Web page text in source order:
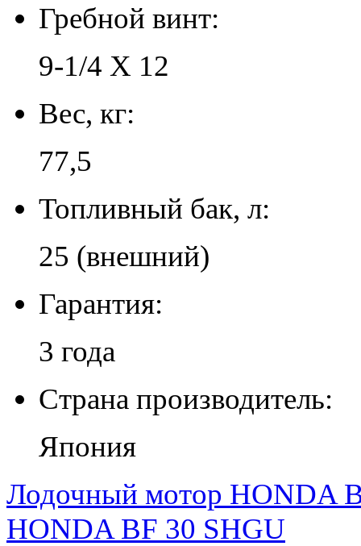
Гребной винт:
9-1/4 X 12
Вес, кг:
77,5
Топливный бак, л:
25 (внешний)
Гарантия:
3 года
Страна производитель:
Япония
Лодочный мотор HONDA
HONDA BF 30 SHGU